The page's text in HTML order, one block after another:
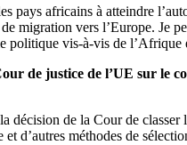
pays africains à atteindre
migration vers l’Europe. Je
politique vis-à-vis de l’Afrique
de justice de l’UE sur le
décision de la Cour de
d’autres méthodes de